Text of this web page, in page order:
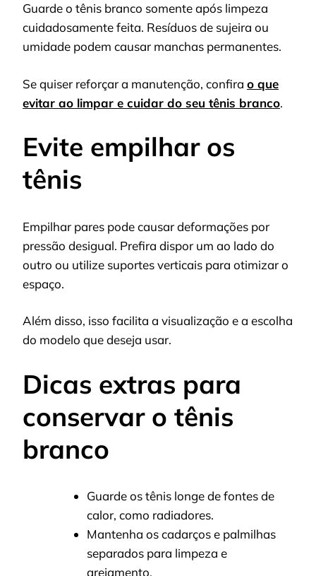
Guarde o tênis branco somente após limpeza
cuidadosamente feita. Resíduos de sujeira ou
umidade podem causar manchas permanentes.
Se quiser reforçar a manutenção, confira o que
evitar ao limpar e cuidar do seu tênis branco.
Evite empilhar os
tênis
Empilhar pares pode causar deformações por
pressão desigual. Prefira dispor um ao lado do
outro ou utilize suportes verticais para otimizar o
espaço.
Além disso, isso facilita a visualização e a escolha
do modelo que deseja usar.
Dicas extras para
conservar o tênis
branco
Guarde os tênis longe de fontes de
calor, como radiadores.
Mantenha os cadarços e palmilhas
separados para limpeza e
arejamento.